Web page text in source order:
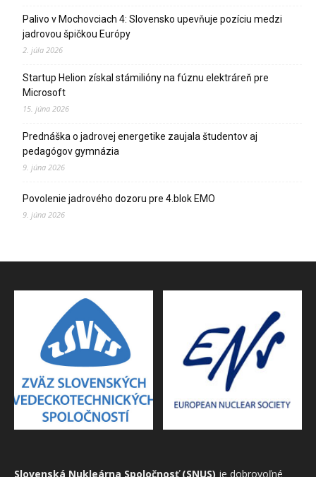
Palivo v Mochovciach 4: Slovensko upevňuje pozíciu medzi
jadrovou špičkou Európy
2. júla 2026
Startup Helion získal stámilióny na fúznu elektráreň pre
Microsoft
15. júna 2026
Prednáška o jadrovej energetike zaujala študentov aj
pedagógov gymnázia
9. júna 2026
Povolenie jadrového dozoru pre 4.blok EMO
9. júna 2026
Slovenská Nukleárna Spoločnosť (SNUS) je dobrovoľné